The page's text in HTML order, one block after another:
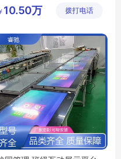
卷软件 阅卷扫描仪
技发展有
10.50万 拨打电话